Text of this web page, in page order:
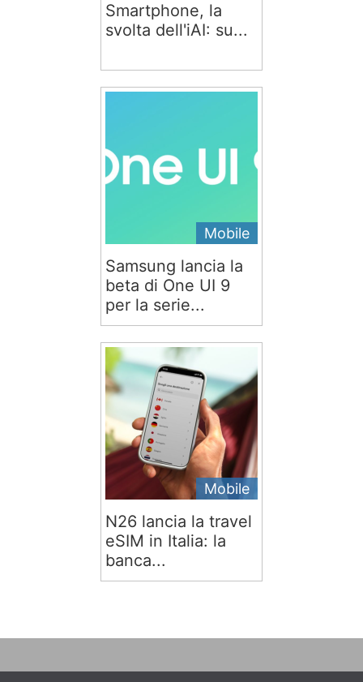
Smartphone, la
svolta dell'iAI: su...
Mobile
Samsung lancia la
beta di One UI 9
per la serie...
Mobile
N26 lancia la travel
eSIM in Italia: la
banca...